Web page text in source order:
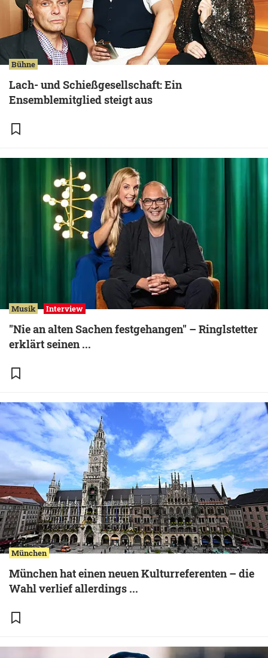
Bühne
Lach- und Schießgesellschaft: Ein
Ensemblemitglied steigt aus
Musik Interview
"Nie an alten Sachen festgehangen" – Ringlstetter
erklärt seinen ...
München
München hat einen neuen Kulturreferenten – die
Wahl verlief allerdings ...